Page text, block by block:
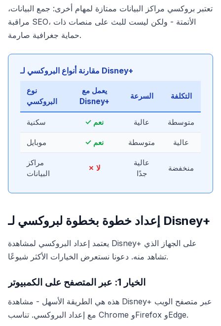
تعتبر بروكسي مراكز البيانات ممتازة لمهام أخرى: جمع البيانات،
مراقبة SEO، الأتمتة - ولكن ليست للبث على منصات ذات
حماية جغرافية صارمة.
مقارنة أنواع البروكسي لـ Disney+
نوع
البروكسي
يعمل مع
Disney+
السرعة التكلفة
سكنية ✓ نعم عالية متوسطة
موبايل ✓ نعم متوسطة عالية
مراكز
البيانات
✗ لا
عالية
جدًا
منخفضة
إعداد خطوة بخطوة لبروكسي لـ Disney+
يعتمد إعداد البروكسي لمشاهدة Disney+ على الجهاز الذي
تشاهد منه. دعونا نستعرض الخيارات الأكثر شيوعًا.
الخيار 1: عبر المتصفح على الكمبيوتر
هذه هي الطريقة الأسهل - مشاهدة Disney+ عبر متصفح الويب
مع إعداد البروكسي. تناسب Chrome وFirefox وEdge.